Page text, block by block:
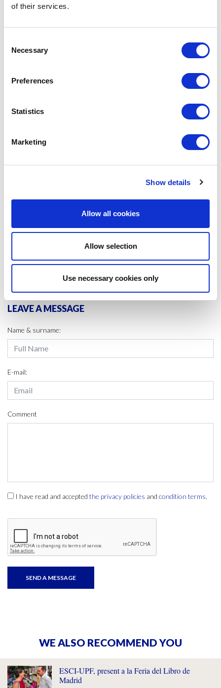
of their services.
Selection
Necessary
Preferences
Statistics
Marketing
Show details
Allow all cookies
Allow selection
Use necessary cookies only
seves competències professionals.
Dr. Josep Torres,
, impartida pel prof. Dr.
Tomislav Rimac i
, impartida pel
dues en format compacte durant 7 setmanes. Els crèdits obtinguts es
que estan cursant
L’experiència acadèmica i personal dels participants ha estat molt
Academic Coordinator of the IBP Program
#ESCI-UPF #EXCHANGE
SHARE IT:
LEAVE A MESSAGE
Name & surname:
E-mail:
Comment
I have read and accepted the privacy policies and condition terms.
WE ALSO RECOMMEND YOU
ESCI-UPF, present a la Feria del Libro de
Madrid